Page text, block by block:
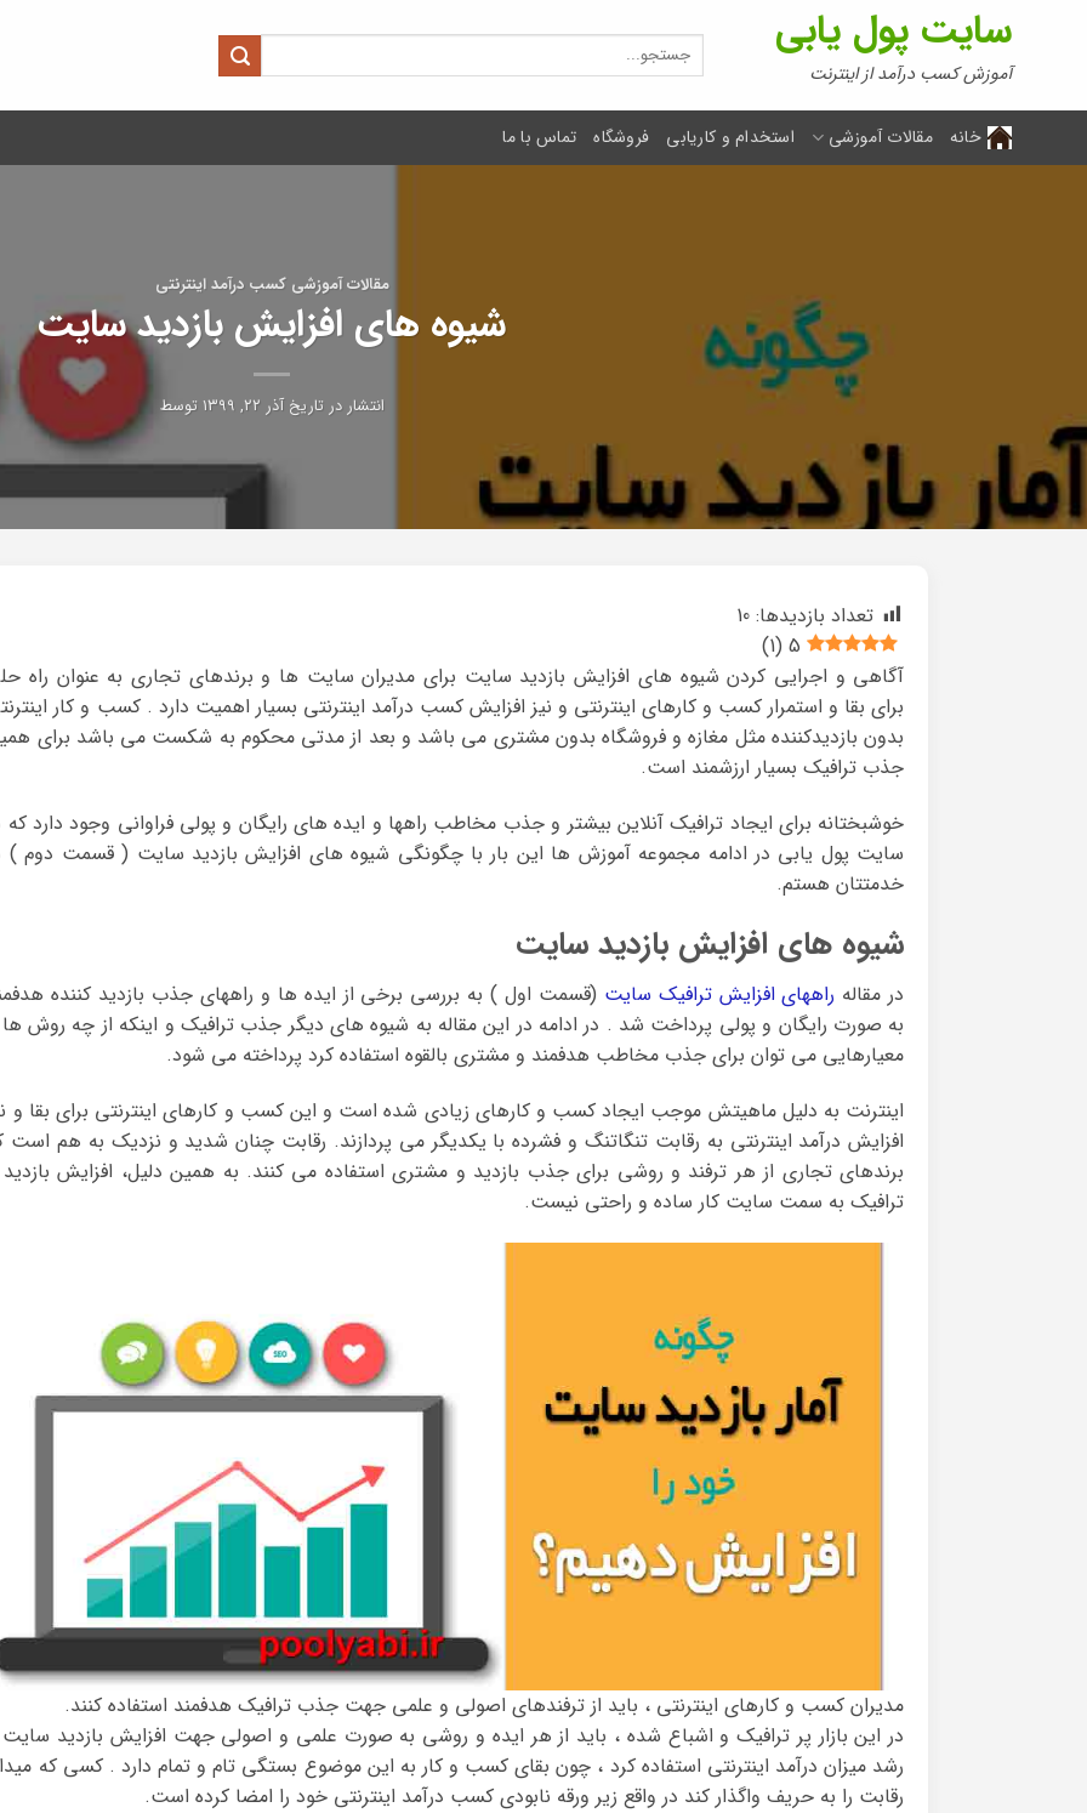
سایت پول یابی
آموزش کسب درآمد از اینترنت
جستجو
برای:
خانه مقالات آموزشی استخدام و کاریابی فروشگاه تماس با ما
مقالات آموزشی کسب درآمد اینترنتی
شیوه های افزایش بازدید سایت
انتشار در تاریخآذر ۲۲, ۱۳۹۹ توسط
تعداد بازدیدها: 10
5
(
1
)
آگاهی و اجرایی کردن شیوه های افزایش بازدید سایت برای مدیران سایت ها و برندهای تجاری به عنوان راه
برای بقا و استمرار کسب و کارهای اینترنتی و نیز افزایش کسب درآمد اینترنتی بسیار اهمیت دارد . کسب و کار
بدون بازدیدکننده مثل مغازه و فروشگاه بدون مشتری می باشد و بعد از مدتی محکوم به شکست می باشد برای
جذب ترافیک بسیار ارزشمند است.
خوشبختانه برای ایجاد ترافیک آنلاین بیشتر و جذب مخاطب راهها و ایده های رایگان و پولی فراوانی وجود دارد که
سایت پول یابی در ادامه مجموعه آموزش ها این بار با چگونگی شیوه های افزایش بازدید سایت ( قسمت دوم )
خدمتتان هستم.
شیوه های افزایش بازدید سایت
در مقاله راههای افزایش ترافیک سایت (قسمت اول ) به بررسی برخی از ایده ها و راههای جذب بازدید کننده
به صورت رایگان و پولی پرداخت شد . در ادامه در این مقاله به شیوه های دیگر جذب ترافیک و اینکه از چه روش
معیارهایی می توان برای جذب مخاطب هدفمند و مشتری بالقوه استفاده کرد پرداخته می شود.
اینترنت به دلیل ماهیتش موجب ایجاد کسب و کارهای زیادی شده است و این کسب و کارهای اینترنتی برای بقا و
افزایش درآمد اینترنتی به رقابت تنگاتنگ و فشرده با یکدیگر می پردازند. رقابت چنان شدید و نزدیک به هم است
برندهای تجاری از هر ترفند و روشی برای جذب بازدید و مشتری استفاده می کنند. به همین دلیل، افزایش
ترافیک به سمت سایت کار ساده و راحتی نیست.
مدیران کسب و کارهای اینترنتی ، باید از ترفندهای اصولی و علمی جهت جذب ترافیک هدفمند استفاده کنند.
در این بازار پر ترافیک و اشباع شده ، باید از هر ایده و روشی به صورت علمی و اصولی جهت افزایش بازدید
رشد میزان درآمد اینترنتی استفاده کرد ، چون بقای کسب و کار به این موضوع بستگی تام و تمام دارد . کسی که
رقابت را به حریف واگذار کند در واقع زیر ورقه نابودی کسب درآمد اینترنتی خود را امضا کرده است.